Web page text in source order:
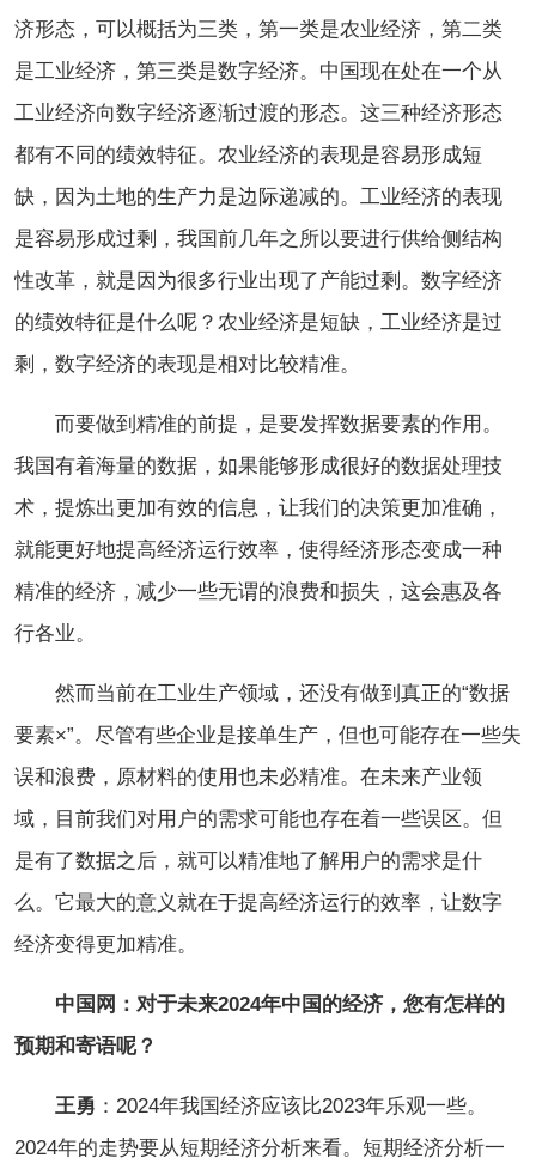
济形态，可以概括为三类，第一类是农业经济，第二类
是工业经济，第三类是数字经济。中国现在处在一个从
工业经济向数字经济逐渐过渡的形态。这三种经济形态
都有不同的绩效特征。农业经济的表现是容易形成短
缺，因为土地的生产力是边际递减的。工业经济的表现
是容易形成过剩，我国前几年之所以要进行供给侧结构
性改革，就是因为很多行业出现了产能过剩。数字经济
的绩效特征是什么呢？农业经济是短缺，工业经济是过
剩，数字经济的表现是相对比较精准。
而要做到精准的前提，是要发挥数据要素的作用。
我国有着海量的数据，如果能够形成很好的数据处理技
术，提炼出更加有效的信息，让我们的决策更加准确，
就能更好地提高经济运行效率，使得经济形态变成一种
精准的经济，减少一些无谓的浪费和损失，这会惠及各
行各业。
然而当前在工业生产领域，还没有做到真正的“数据
要素×”。尽管有些企业是接单生产，但也可能存在一些失
误和浪费，原材料的使用也未必精准。在未来产业领
域，目前我们对用户的需求可能也存在着一些误区。但
是有了数据之后，就可以精准地了解用户的需求是什
么。它最大的意义就在于提高经济运行的效率，让数字
经济变得更加精准。
中国网：对于未来2024年中国的经济，您有怎样的
预期和寄语呢？
王勇 ：2024年我国经济应该比2023年乐观一些。
2024年的走势要从短期经济分析来看。短期经济分析一